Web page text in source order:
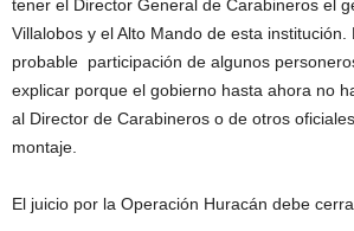
tener el Director General de Carabineros el
Villalobos y el Alto Mando de esta institución.
probable participación de algunos
explicar porque el gobierno hasta ahora no
al Director de Carabineros o de otros
montaje.
El juicio por la Operación Huracán debe